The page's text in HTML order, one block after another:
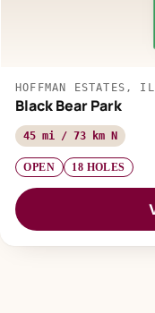
HOFFMAN ESTATES,
Black Bear Park
45 mi / 73 km N
OPEN 18 HOLES